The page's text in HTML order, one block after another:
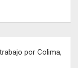
por Colima,